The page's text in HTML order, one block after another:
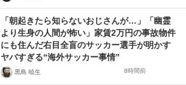
「朝起きたら知らないおじさんが…」「幽霊
より生身の人間が怖い」家賃2万円の事故物件
にも住んだ右目全盲のサッカー選手が明かす
ヤバすぎる“海外サッカー事情”
黒島 暁生 8時間前